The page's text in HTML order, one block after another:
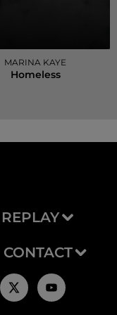
MARINA KAYE
Homeless
REPLAY
CONTACT